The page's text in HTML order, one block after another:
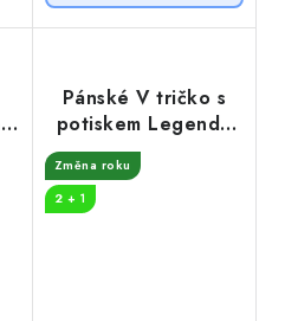
Pánské V tričko s
potiskem Legenda
50 let
Změna roku
2 + 1